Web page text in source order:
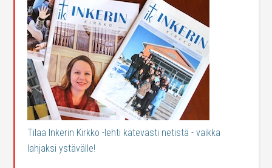
Tilaa Inkerin Kirkko -lehti kätevästi netistä - vaikka
lahjaksi ystävälle!